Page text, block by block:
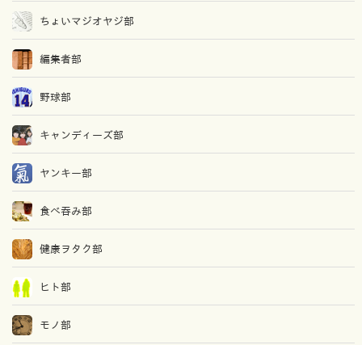
ちょいマジオヤジ部
編集者部
野球部
キャンディーズ部
ヤンキー部
食べ吞み部
健康ヲタク部
ヒト部
モノ部